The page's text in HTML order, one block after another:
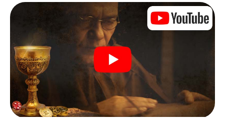
nostra caccia al tesoro a Altenburg c'è un ruolo adatto per
ogni giocatore.
Una volta assegnati i ruoli, può iniziare la caccia al tesoro
del thriller poliziesco a Altenburg: puoi decifrare codici
crittografati, risolvere complicati compiti logici e cercare
indizi, indizi in vari luoghi della città. Il suo smartphone è il
suo strumento di indagine più importante: la nostra app
web sviluppata appositamente le consente di interrogare
le persone di contatto ed esaminare stringhe
enigmatiche, la aiuta a raccogliere oggetti e la guida in
sicurezza per Altenburg.